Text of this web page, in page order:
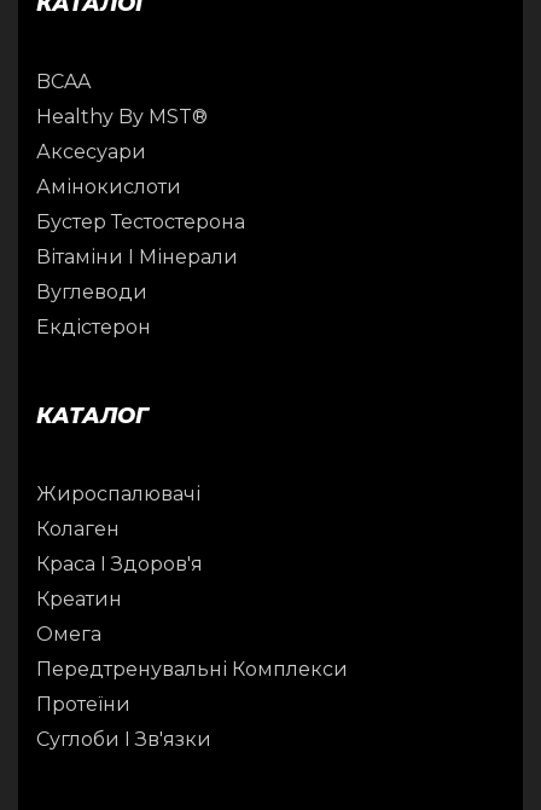
BCAA
Healthy By MST®
Аксесуари
Амінокислоти
Бустер Тестостерона
Вітаміни І Мінерали
Вуглеводи
Екдістерон
КАТАЛОГ
Жироспалювачі
Колаген
Краса І Здоров'я
Креатин
Омега
Передтренувальні Комплекси
Протеїни
Суглоби І Зв'язки